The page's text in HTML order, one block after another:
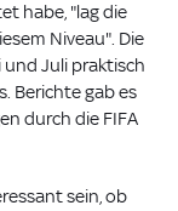
habe, "lag die
Niveau". Die
Juli praktisch
Berichte gab es
durch die FIFA
sein, ob